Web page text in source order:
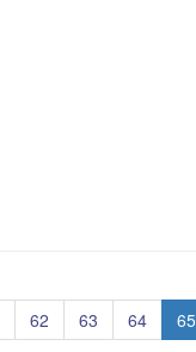
62 63 64 65